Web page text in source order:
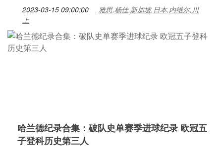
2023-03-15 09:00:00
雅思,杨佳,新加坡,日本,内维尔,川
上
哈兰德纪录合集：破队史单赛季进球纪录 欧冠五
子登科历史第三人